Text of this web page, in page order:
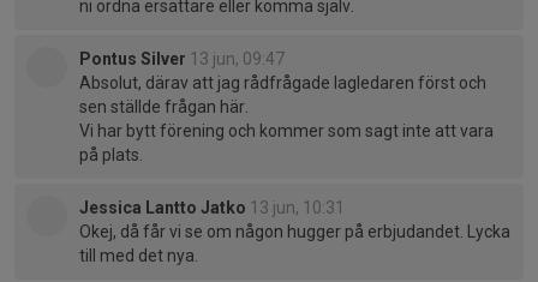
ni ordna ersättare eller komma själv.
Pontus Silver 13 jun, 09:47
Absolut, därav att jag rådfrågade lagledaren först och
sen ställde frågan här.
Vi har bytt förening och kommer som sagt inte att vara
på plats.
Jessica Lantto Jatko 13 jun, 10:31
Okej, då får vi se om någon hugger på erbjudandet. Lycka
till med det nya.